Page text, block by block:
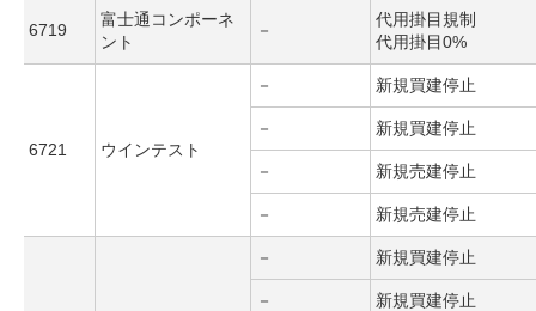
6719
富士通コンポーネ
ント
－
代用掛目規制
代用掛目0%
6721 ウインテスト
－ 新規買建停止
－ 新規買建停止
－ 新規売建停止
－ 新規売建停止
－ 新規買建停止
－ 新規買建停止